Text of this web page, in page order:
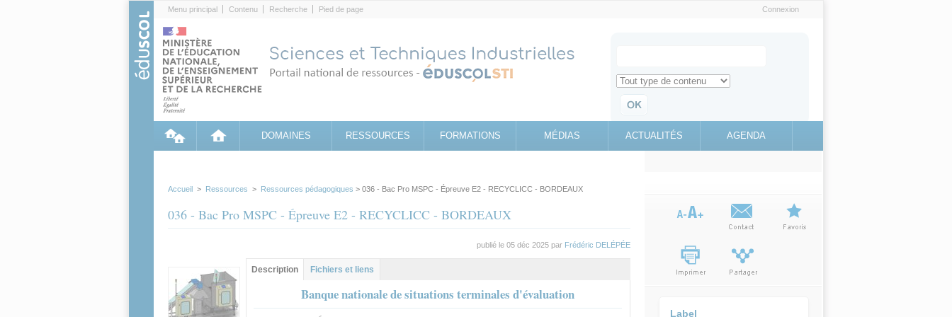
Menu principal Contenu Recherche Pied de page Connexion
Search for
Retrouvez toute l'information sur le site education.gouv.fr
DOMAINES RESSOURCES FORMATIONS MÉDIAS ACTUALITÉS AGENDA
Accueil > Ressources > Ressources pédagogiques > 036 - Bac Pro MSPC - Épreuve E2 - RECYCLICC - BORDEAUX
036 - Bac Pro MSPC - Épreuve E2 - RECYCLICC - BORDEAUX
publié le 05 déc 2025 par Frédéric DELÉPÉE
Contenu principal
Description (onglet
actif)
Fichiers et liens
Banque nationale de situations terminales d'évaluation
Label